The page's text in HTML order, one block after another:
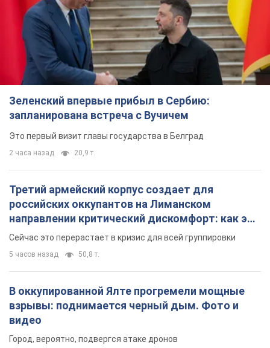
Зеленский впервые прибыл в Сербию:
запланирована встреча с Вучичем
Это первый визит главы государства в Белград
2 часа назад 20,9 т.
Третий армейский корпус создает для
российских оккупантов на Лиманском
направлении критический дискомфорт: как это
удалось
Сейчас это перерастает в кризис для всей группировки
5 часов назад 50,8 т.
В оккупированной Ялте прогремели мощные
взрывы: поднимается черный дым. Фото и
видео
Город, вероятно, подвергся атаке дронов